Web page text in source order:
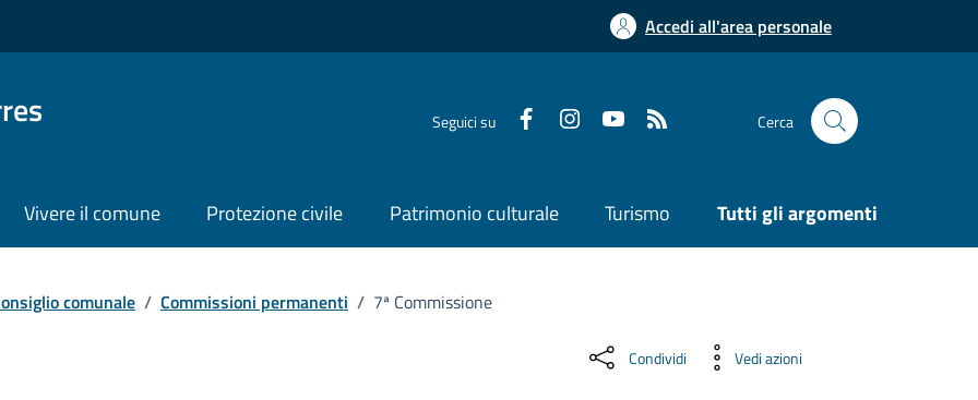
Accedi all'area personale
Seguici su Cerca
Vivere il comune Protezione civile Patrimonio culturale Turismo Tutti gli argomenti
comunale / Commissioni permanenti / 7ª Commissione
Condividi Vedi azioni